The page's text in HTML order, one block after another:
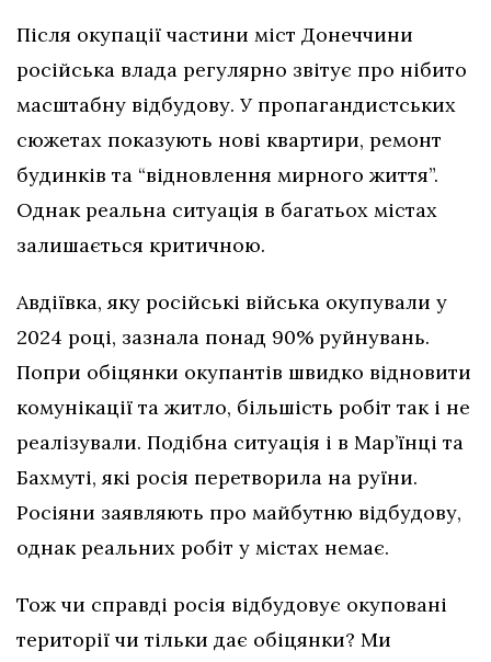
Після окупації частини міст Донеччини
російська влада регулярно звітує про нібито
масштабну відбудову. У пропагандистських
сюжетах показують нові квартири, ремонт
будинків та “відновлення мирного життя”.
Однак реальна ситуація в багатьох містах
залишається критичною.
Авдіївка, яку російські війська окупували у
2024 році, зазнала понад 90% руйнувань.
Попри обіцянки окупантів швидко відновити
комунікації та житло, більшість робіт так і не
реалізували. Подібна ситуація і в Мар’їнці та
Бахмуті, які росія перетворила на руїни.
Росіяни заявляють про майбутню відбудову,
однак реальних робіт у містах немає.
Тож чи справді росія відбудовує окуповані
території чи тільки дає обіцянки? Ми